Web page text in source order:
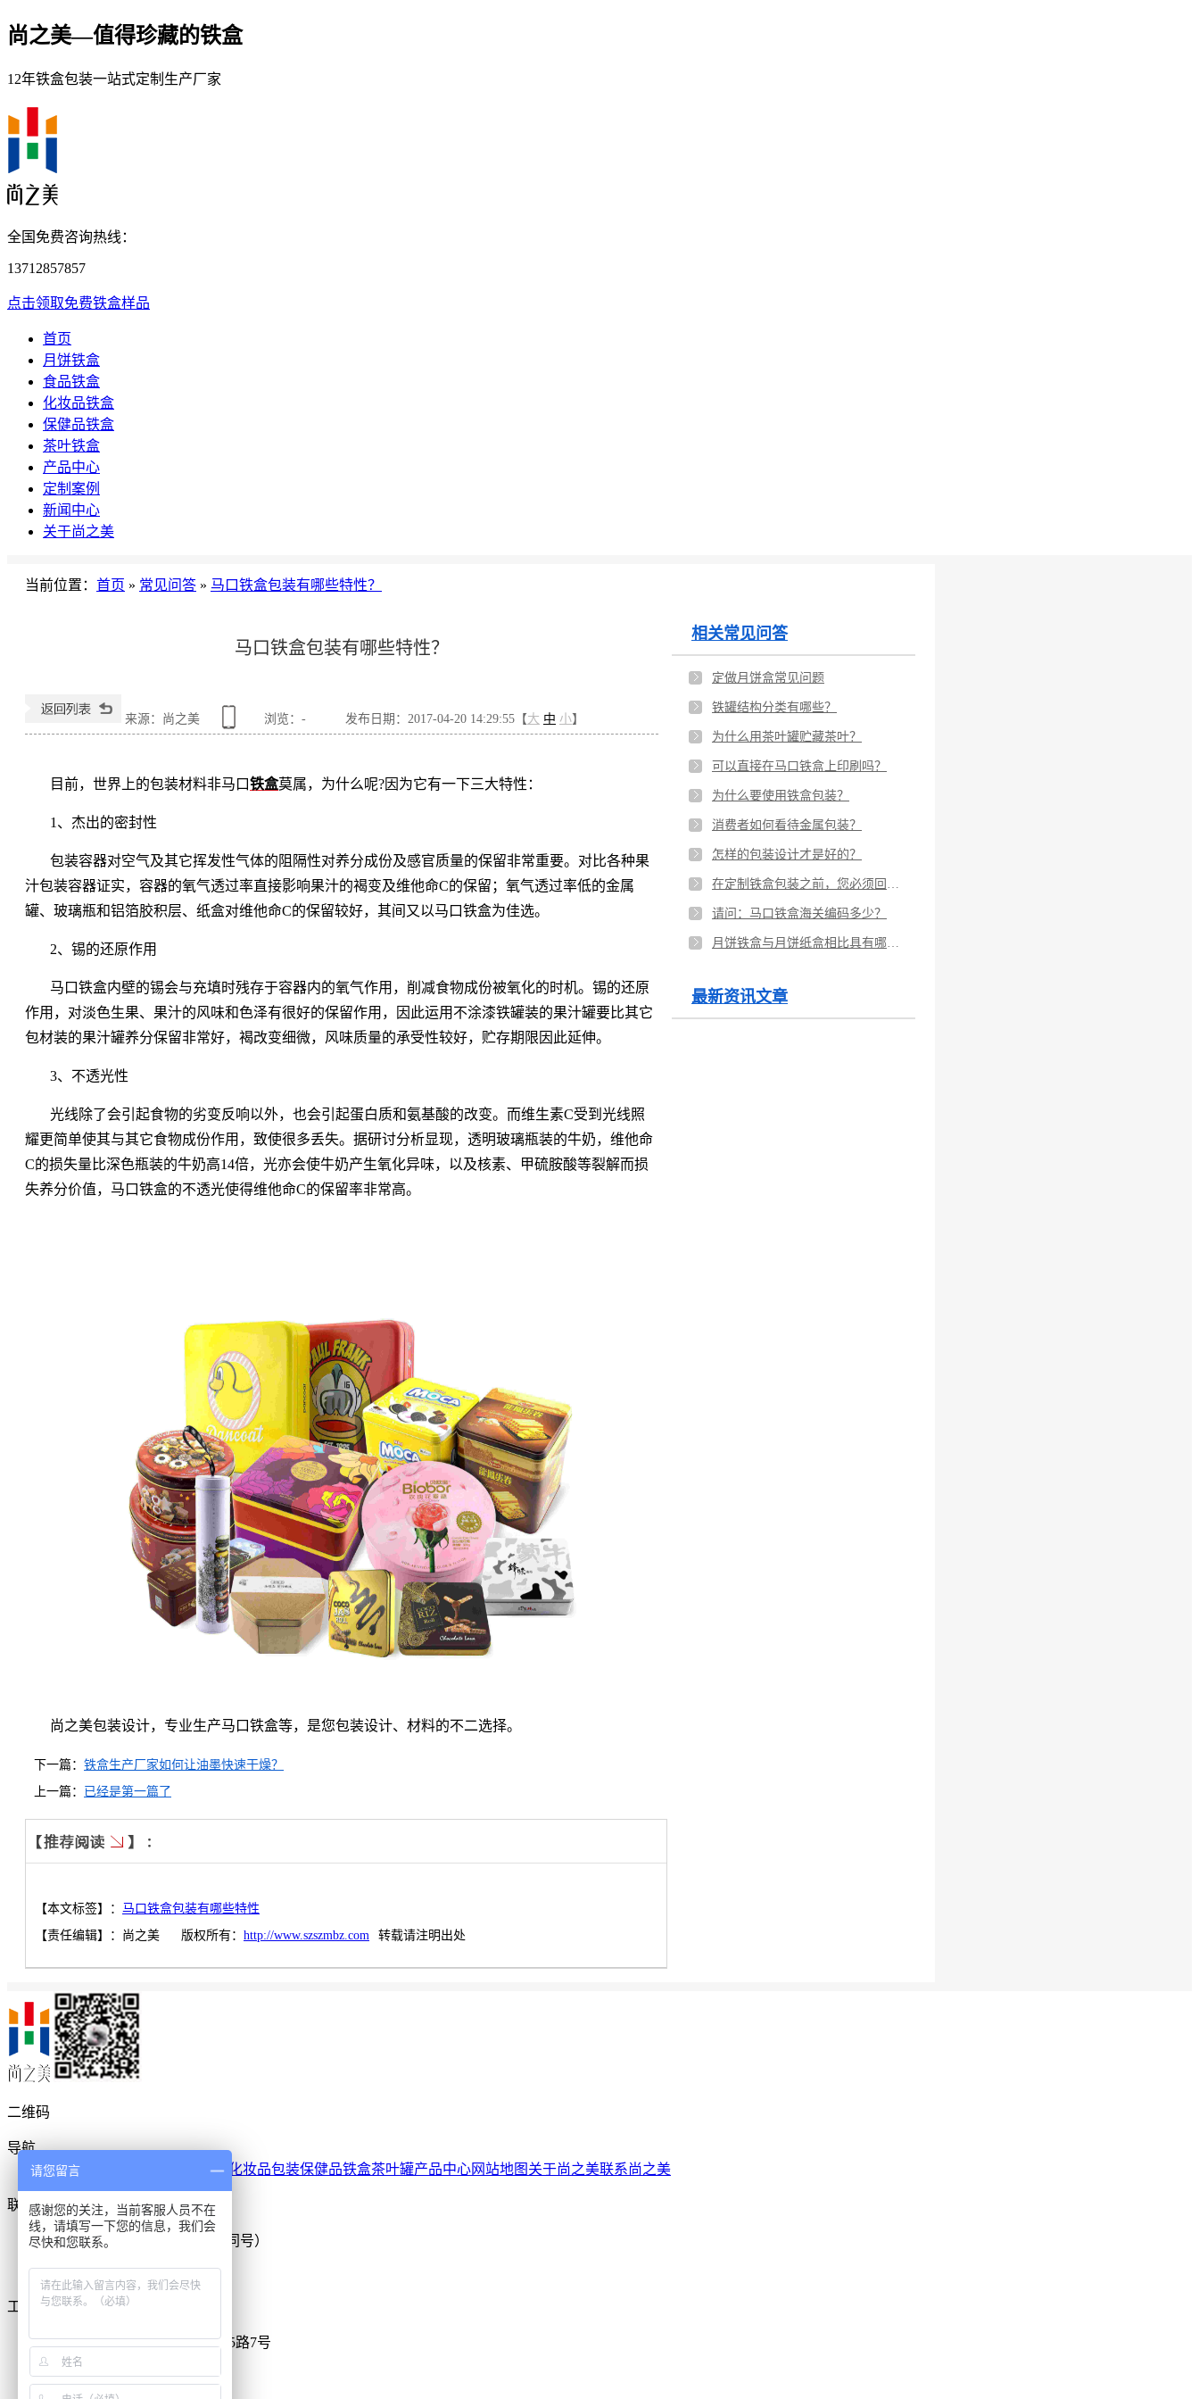
尚之美—值得珍藏的铁盒
12年铁盒包装一站式定制生产厂家
全国免费咨询热线：
13712857857
点击领取免费铁盒样品
首页
月饼铁盒
食品铁盒
化妆品铁盒
保健品铁盒
茶叶铁盒
产品中心
定制案例
新闻中心
关于尚之美
当前位置 ： 首页 » 常见问答 » 马口铁盒包装有哪些特性？
马口铁盒包装有哪些特性？
来源：尚之美 浏览： - 发布日期：2017-04-20 14:29:55【大 中 小】
目前，世界上的包装材料非马口铁盒莫属，为什么呢?因为它有一下三大特性：
1、杰出的密封性
包装容器对空气及其它挥发性气体的阻隔性对养分成份及感官质量的保留非常重要。对比各种果
汁包装容器证实，容器的氧气透过率直接影响果汁的褐变及维他命C的保留；氧气透过率低的金属
罐、玻璃瓶和铝箔胶积层、纸盒对维他命C的保留较好，其间又以马口铁盒为佳选。
2、锡的还原作用
马口铁盒内壁的锡会与充填时残存于容器内的氧气作用，削减食物成份被氧化的时机。锡的还原
作用，对淡色生果、果汁的风味和色泽有很好的保留作用，因此运用不涂漆铁罐装的果汁罐要比其它
包材装的果汁罐养分保留非常好，褐改变细微，风味质量的承受性较好，贮存期限因此延伸。
3、不透光性
光线除了会引起食物的劣变反响以外，也会引起蛋白质和氨基酸的改变。而维生素C受到光线照
耀更简单使其与其它食物成份作用，致使很多丢失。据研讨分析显现，透明玻璃瓶装的牛奶，维他命
C的损失量比深色瓶装的牛奶高14倍，光亦会使牛奶产生氧化异味，以及核素、甲硫胺酸等裂解而损
失养分价值，马口铁盒的不透光使得维他命C的保留率非常高。
尚之美包装设计，专业生产马口铁盒等，是您包装设计、材料的不二选择。
下一篇： 铁盒生产厂家如何让油墨快速干燥？
上一篇：
已经是第一篇了
【本文标签】： 马口铁盒包装有哪些特性
【责任编辑】： 尚之美 版权所有： http://www.szszmbz.com 转载请注明出处
相关常见问答
定做月饼盒常见问题
铁罐结构分类有哪些？
为什么用茶叶罐贮藏茶叶？
可以直接在马口铁盒上印刷吗？
为什么要使用铁盒包装？
消费者如何看待金属包装？
怎样的包装设计才是好的？
请问：马口铁盒海关编码多少？
最新资讯文章
二维码
导航
尚之美首页
食品铁盒 化妆品包装保健品铁盒茶叶罐产品中心网站地图 关于尚之美联系尚之美
联系我们
咨询热线：13712857857(微信同号）
Email: admin@dgcctin.com
工厂地址
工厂地址：东莞市塘厦镇高丽5路7号
座机：0755-85225331
请您留言
感谢您的关注，当前客服人员不在
线，请填写一下您的信息，我们会
尽快和您联系。